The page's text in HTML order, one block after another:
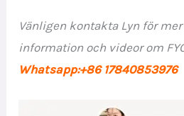
Vänligen kontakta Lyn för
information och videor om
Whatsapp:+86 17840853976